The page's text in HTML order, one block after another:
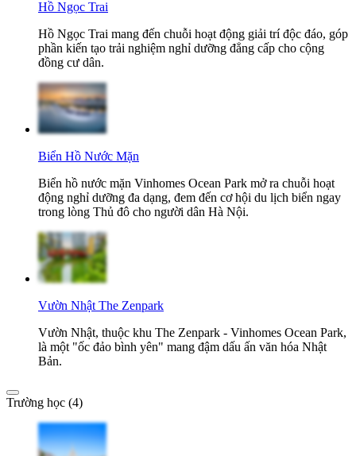
Hồ Ngọc Trai
Hồ Ngọc Trai mang đến chuỗi hoạt động giải trí độc đáo, góp
phần kiến tạo trải nghiệm nghỉ dưỡng đẳng cấp cho cộng
đồng cư dân.
Biển Hồ Nước Mặn
Biển hồ nước mặn Vinhomes Ocean Park mở ra chuỗi hoạt
động nghỉ dưỡng đa dạng, đem đến cơ hội du lịch biển ngay
trong lòng Thủ đô cho người dân Hà Nội.
Vườn Nhật The Zenpark
Vườn Nhật, thuộc khu The Zenpark - Vinhomes Ocean Park,
là một "ốc đảo bình yên" mang đậm dấu ấn văn hóa Nhật
Bản.
Trường học (4)